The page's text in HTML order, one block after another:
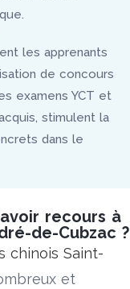
les apprenants
de concours
examens YCT et
stimulent la
dans le
recours à
de-Cubzac ?
chinois Saint-
et